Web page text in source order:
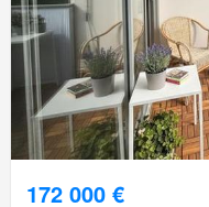
172 000 €